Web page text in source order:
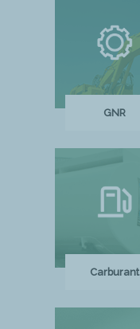
GNR
Carburant